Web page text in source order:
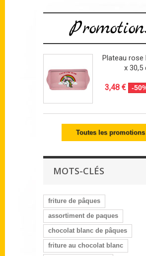
Plateau rose
x 30,5
3,48 € -
Toutes les promotions
MOTS-CLÉS
friture de pâques
assortiment de paques
chocolat blanc de pâques
friture au chocolat blanc